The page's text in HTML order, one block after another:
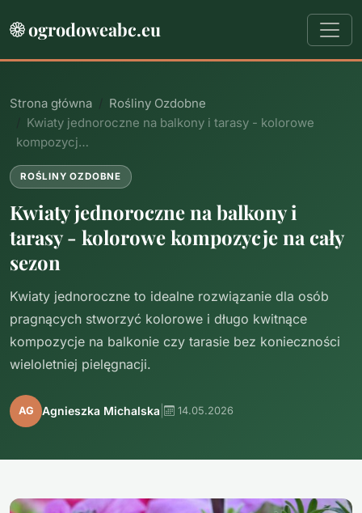
ogrodoweabc.eu
Strona główna
Rośliny Ozdobne
Kwiaty jednoroczne na balkony i tarasy - kolorowe
kompozycj…
ROŚLINY OZDOBNE
Kwiaty jednoroczne na balkony i
tarasy - kolorowe kompozycje na cały
sezon
Kwiaty jednoroczne to idealne rozwiązanie dla osób
pragnących stworzyć kolorowe i długo kwitnące
kompozycje na balkonie czy tarasie bez konieczności
wieloletniej pielęgnacji.
AG Agnieszka Michalska 14.05.2026